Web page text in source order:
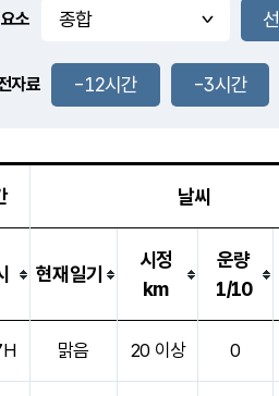
풍도
3.5m/s
-
요소
자료 -12시간 -3시간
날씨
현재일기
시정
km
운량
1/10
맑음 20 이상 0